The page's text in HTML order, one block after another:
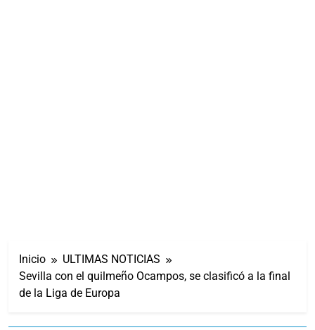
Inicio
ULTIMAS NOTICIAS
Sevilla con el quilmeño Ocampos, se clasificó a la final
de la Liga de Europa